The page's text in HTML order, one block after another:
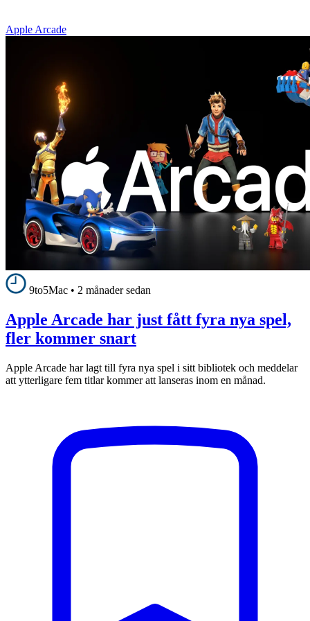
Apple Arcade
9to5Mac • 2 månader sedan
Apple Arcade har just fått fyra nya spel,
fler kommer snart
Apple Arcade har lagt till fyra nya spel i sitt bibliotek och meddelar
att ytterligare fem titlar kommer att lanseras inom en månad.